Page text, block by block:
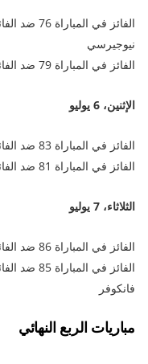
نيوجيرسي
الفائز في المباراة 79 ضد الفائز في المباراة 80 – ملعب مكسيكو سيتي
الإثنين، 6 يوليو
الفائز في المباراة 83 ضد الفائز في المباراة 84 – ملعب دالاس
الفائز في المباراة 81 ضد الفائز في المباراة 82 – ملعب سياتل
الثلاثاء، 7 يوليو
الفائز في المباراة 86 ضد الفائز في المباراة 88 – ملعب أتلانتا
فانكوفر
مباريات الربع النهائي